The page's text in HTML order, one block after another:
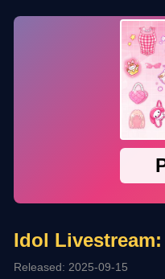
Idol
Released: 2025-09-15